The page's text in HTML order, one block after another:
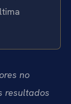
no
resultados